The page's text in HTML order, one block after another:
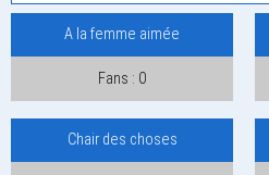
A la femme aimée
Fans : 0
Chair des choses